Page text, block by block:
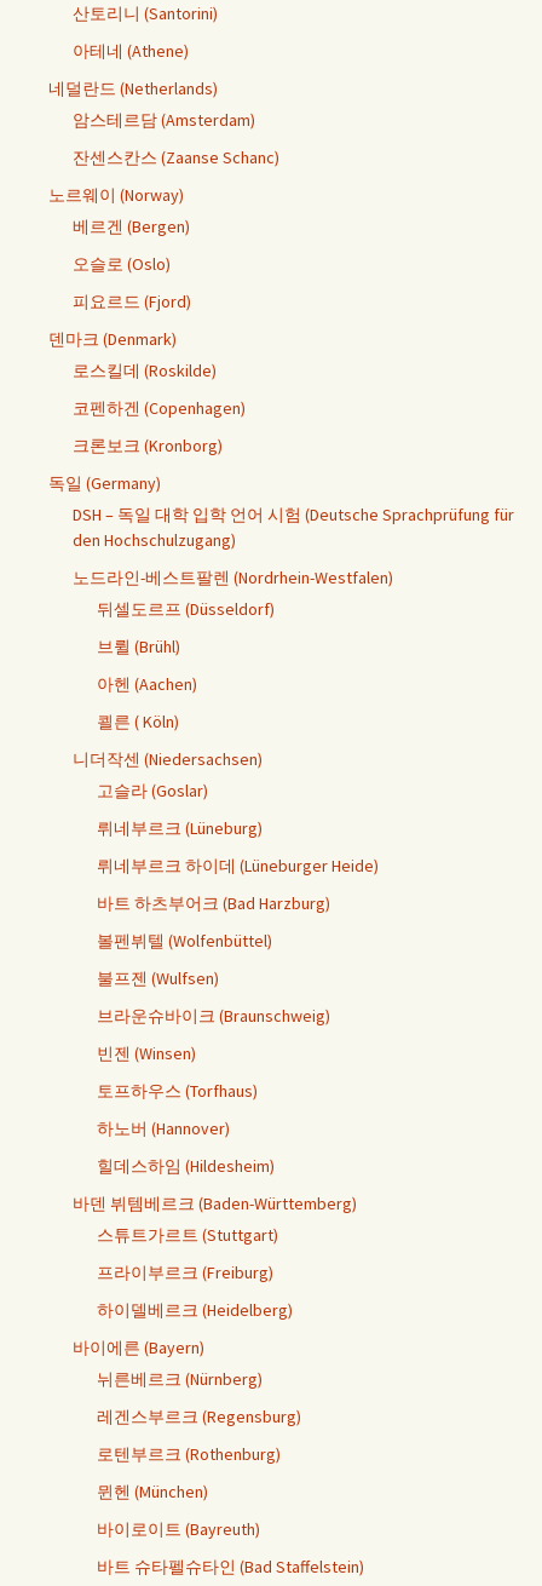
산토리니 (Santorini)
아테네 (Athene)
네덜란드 (Netherlands)
암스테르담 (Amsterdam)
잔센스칸스 (Zaanse Schanc)
노르웨이 (Norway)
베르겐 (Bergen)
오슬로 (Oslo)
피요르드 (Fjord)
덴마크 (Denmark)
로스킬데 (Roskilde)
코펜하겐 (Copenhagen)
크론보크 (Kronborg)
독일 (Germany)
DSH – 독일 대학 입학 언어 시험 (Deutsche Sprachprüfung für
den Hochschulzugang)
노드라인-베스트팔렌 (Nordrhein-Westfalen)
뒤셀도르프 (Düsseldorf)
브륄 (Brühl)
아헨 (Aachen)
쾰른 ( Köln)
니더작센 (Niedersachsen)
고슬라 (Goslar)
뤼네부르크 (Lüneburg)
뤼네부르크 하이데 (Lüneburger Heide)
바트 하츠부어크 (Bad Harzburg)
볼펜뷔텔 (Wolfenbüttel)
불프젠 (Wulfsen)
브라운슈바이크 (Braunschweig)
빈젠 (Winsen)
토프하우스 (Torfhaus)
하노버 (Hannover)
힐데스하임 (Hildesheim)
바덴 뷔템베르크 (Baden-Württemberg)
스튜트가르트 (Stuttgart)
프라이부르크 (Freiburg)
하이델베르크 (Heidelberg)
바이에른 (Bayern)
뉘른베르크 (Nürnberg)
레겐스부르크 (Regensburg)
로텐부르크 (Rothenburg)
뮌헨 (München)
바이로이트 (Bayreuth)
바트 슈타펠슈타인 (Bad Staffelstein)